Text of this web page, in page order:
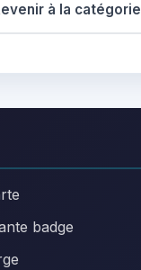
à la catégorie
badge